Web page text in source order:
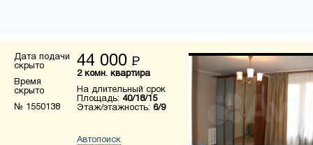
Дата подачи
скрыто
Время
скрыто
№ 1550138
44 000 Р
2 комн. квартира
На длительный срок
Площадь: 40/18/15
Этаж/этажность: 6/9
Автопоиск